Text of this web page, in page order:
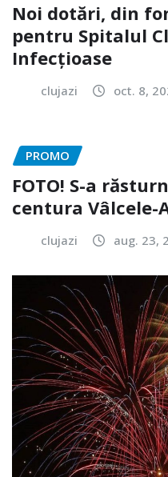
Noi dotări, din
pentru Spitalul
Infecțioase
clujazi oct. 8,
PROMO
FOTO! S-a
centura Vâlcele-
clujazi aug. 23,